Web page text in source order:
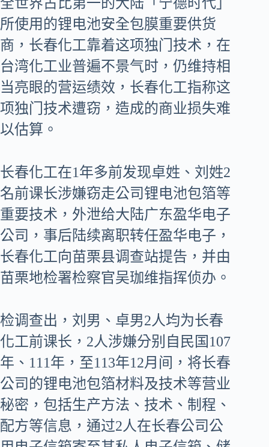
所使用的锂电池安全包膜重要供货
商，长春化工靠着这项独门技术，在
台湾化工业普遍不景气时，仍维持相
当亮眼的营运绩效，长春化工指称这
项独门技术遭窃，造成的商业损失难
以估算。
长春化工在1年多前发现卓姓、刘姓2
名前课长涉嫌窃走公司锂电池包箔等
重要技术，外泄给大陆广东盈华电子
公司，事后陆续离职转任盈华电子，
长春化工向苗栗县调查站提告，并由
苗栗地检署检察官吴珈维指挥侦办。
检调查出，刘男、卓男2人均为长春
化工前课长，2人涉嫌分别自民国107
年、111年，至113年12月间，将长春
公司的锂电池包箔材料及技术等营业
秘密，包括生产方法、技术、制程、
配方等信息，通过2人在长春公司公